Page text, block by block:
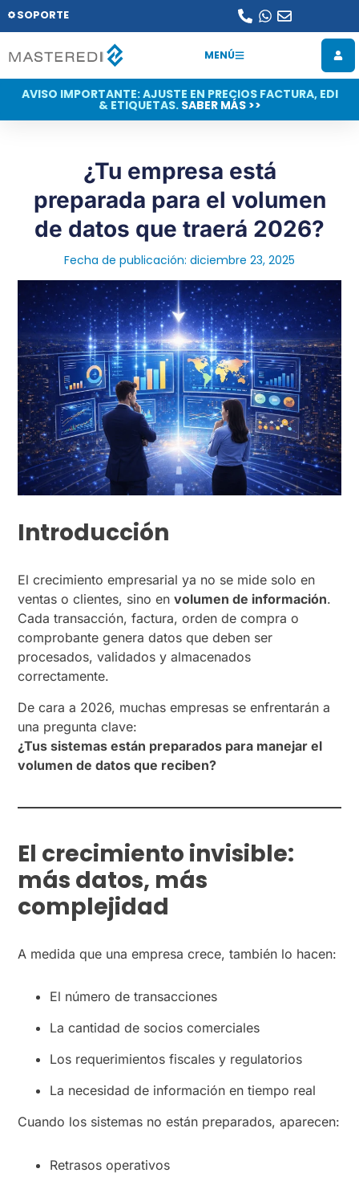
SOPORTE
MENÚ
AVISO IMPORTANTE: AJUSTE EN PRECIOS FACTURA, EDI
& ETIQUETAS. SABER MÁS >>
¿Tu empresa está
preparada para el volumen
de datos que traerá 2026?
Fecha de publicación: diciembre 23, 2025
Introducción
El crecimiento empresarial ya no se mide solo en
ventas o clientes, sino envolumen de información.
Cada transacción, factura, orden de compra o
comprobante genera datos que deben ser
procesados, validados y almacenados
correctamente.
De cara a 2026, muchas empresas se enfrentarán a
una pregunta clave:
¿Tus sistemas están preparados para manejar el
volumen de datos que reciben?
El crecimiento invisible:
más datos, más
complejidad
A medida que una empresa crece, también lo hacen:
El número de transacciones
La cantidad de socios comerciales
Los requerimientos fiscales y regulatorios
La necesidad de información en tiempo real
Cuando los sistemas no están preparados, aparecen:
Retrasos operativos